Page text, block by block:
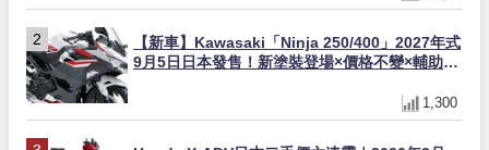
【新車】Kawasaki「Ninja 250/400」2027年式
9月5日日本發售！新塗裝登場×價格不變×輔助滑
1,300